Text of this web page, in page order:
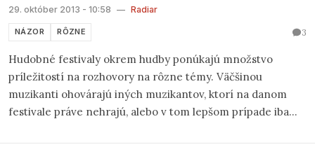
29. október 2013 - 10:58 — Radiar
NÁZOR RÔZNE 3
Hudobné festivaly okrem hudby ponúkajú množstvo
príležitostí na rozhovory na rôzne témy. Väčšinou
muzikanti ohovárajú iných muzikantov, ktorí na danom
festivale práve nehrajú, alebo v tom lepšom prípade iba